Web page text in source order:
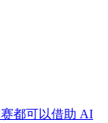
都可以借助 AI